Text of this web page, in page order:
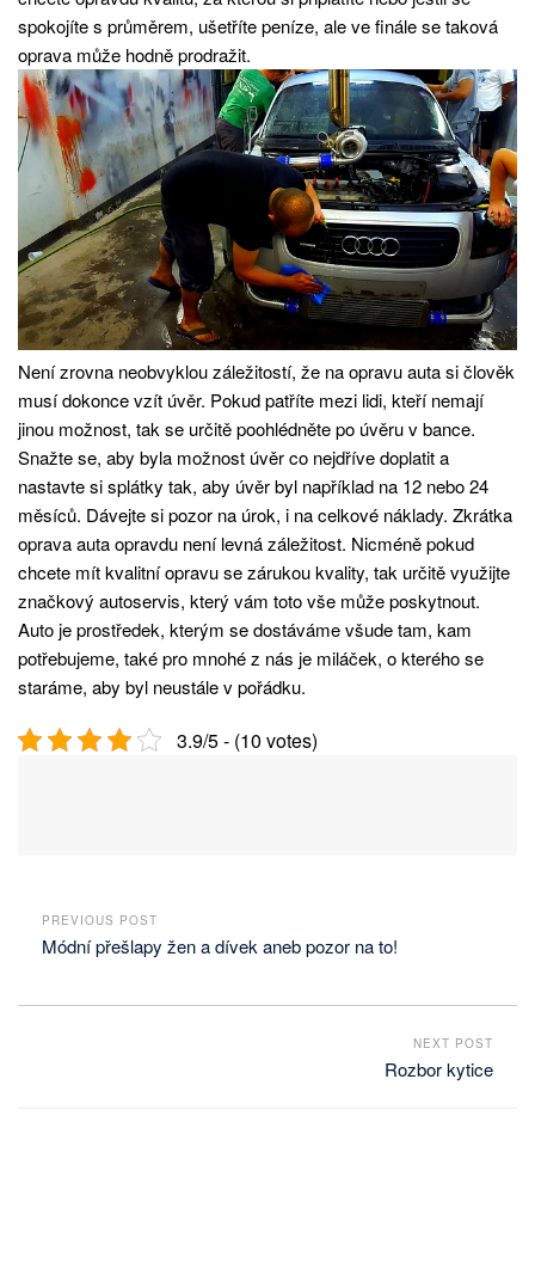
spokojíte s průměrem, ušetříte peníze, ale ve finále se taková
oprava může hodně prodražit.
Není zrovna neobvyklou záležitostí, že na opravu auta si člověk
musí dokonce vzít úvěr. Pokud patříte mezi lidi, kteří nemají
jinou možnost, tak se určitě poohlédněte po úvěru v bance.
Snažte se, aby byla možnost úvěr co nejdříve doplatit a
nastavte si splátky tak, aby úvěr byl například na 12 nebo 24
měsíců. Dávejte si pozor na úrok, i na celkové náklady. Zkrátka
oprava auta opravdu není levná záležitost. Nicméně pokud
chcete mít kvalitní opravu se zárukou kvality, tak určitě využijte
značkový autoservis, který vám toto vše může poskytnout.
Auto je prostředek, kterým se dostáváme všude tam, kam
potřebujeme, také pro mnohé z nás je miláček, o kterého se
staráme, aby byl neustále v pořádku.
3.9/5 - (10 votes)
PREVIOUS POST
Módní přešlapy žen a dívek aneb pozor na to!
NEXT POST
Rozbor kytice